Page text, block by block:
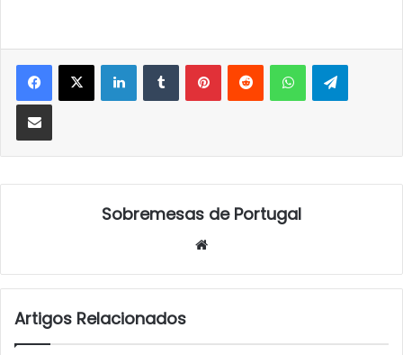
LinkedInTumblrPinterestReddit WhatsApp
Partilhar Via Email
Sobremesas de Portugal
Artigos Relacionados